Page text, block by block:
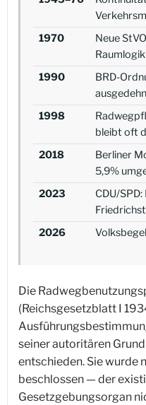
1970
Neue
1990
BRD-
1998
bleibt oft
2018
Berliner
5,9%
2023
CDU/
2026
Die
(Reichsgesetzblatt I
seiner autoritären
entschieden. Sie wurde
beschlossen — der
Gesetzgebungsorgan